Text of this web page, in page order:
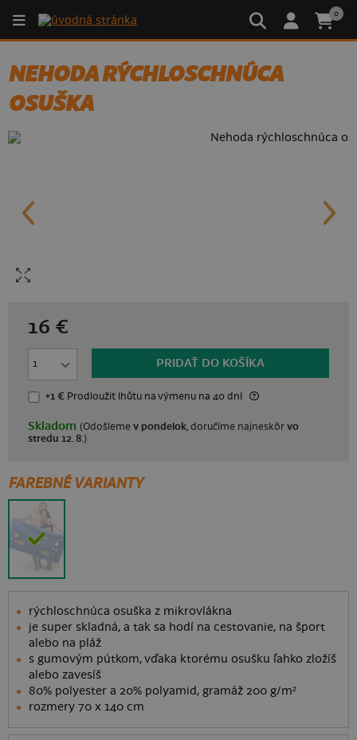
0
NEHODA RÝCHLOSCHNÚCA
OSUŠKA
16 €
PRIDAŤ DO KOŠÍKA
+1 € Prodloužit lhůtuna výmenu na 40 dní
Skladom(Odošlemev pondelok, doručíme najneskôrvo
stredu 12. 8.)
FAREBNÉ VARIANTY
rýchloschnúca osuška z mikrovlákna
je super skladná, a tak sa hodí na cestovanie, na šport
alebo na pláž
s gumovým pútkom, vďaka ktorému osušku ľahko zložíš
alebo zavesíš
80% polyester a 20% polyamid, gramáž 200 g/m²
rozmery 70 x 140 cm